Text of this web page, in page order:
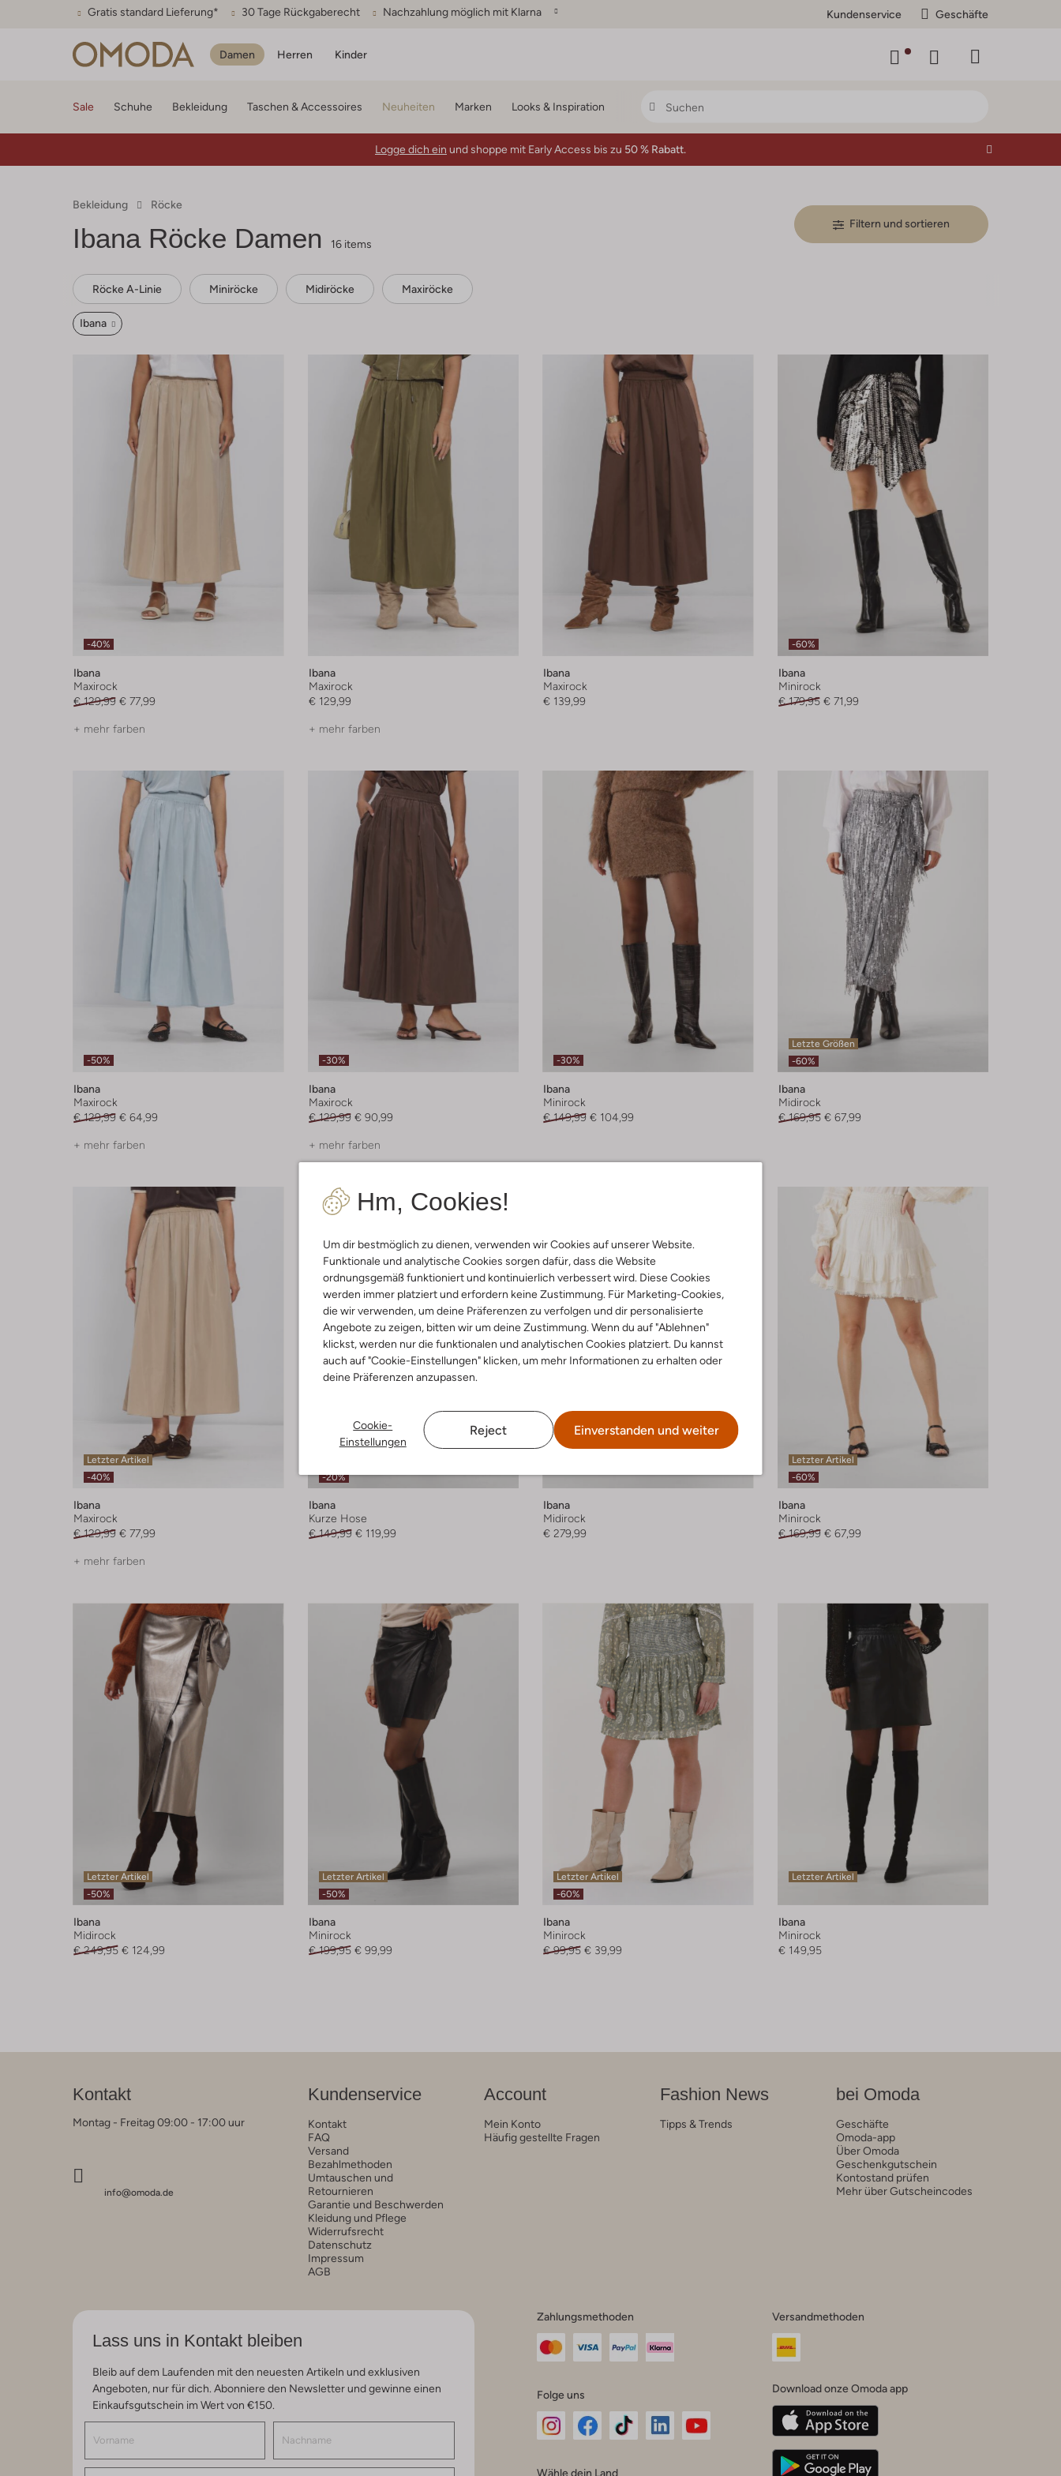
Gratis standard Lieferung* 30 Tage Rückgaberecht Nachzahlung möglich mit Klarna Kundenservice Geschäfte
Damen Herren Kinder
Hm, Cookies!
Um dir bestmöglich zu dienen, verwenden wir Cookies auf unserer Website.
Funktionale und analytische Cookies sorgen dafür, dass die Website
ordnungsgemäß funktioniert und kontinuierlich verbessert wird. Diese Cookies
werden immer platziert und erfordern keine Zustimmung. Für Marketing-Cookies,
die wir verwenden, um deine Präferenzen zu verfolgen und dir personalisierte
Angebote zu zeigen, bitten wir um deine Zustimmung. Wenn du auf "Ablehnen"
klickst, werden nur die funktionalen und analytischen Cookies platziert. Du kannst
auch auf "Cookie-Einstellungen" klicken, um mehr Informationen zu erhalten oder
deine Präferenzen anzupassen.
Cookie-
Einstellungen
Reject Einverstanden und weiter
Sale Schuhe Bekleidung Taschen & Accessoires Neuheiten Marken Looks & Inspiration
Logge dich ein und shoppe mit Early Access bis zu 50 % Rabatt.
Bekleidung Röcke
IbanaRöcke Damen 16 items
Filtern und sortieren
Röcke A-Linie Miniröcke Midiröcke Maxiröcke
Ibana
-40%
Ibana
Maxirock
€ 129,99 € 77,99
+ mehr farben
Ibana
Maxirock
€ 129,99
+ mehr farben
Ibana
Maxirock
€ 139,99
-60%
Ibana
Minirock
€ 179,95 € 71,99
-50%
Ibana
Maxirock
€ 129,99 € 64,99
+ mehr farben
-30%
Ibana
Maxirock
€ 129,99 € 90,99
+ mehr farben
-30%
Ibana
Minirock
€ 149,99 € 104,99
Letzte Größen
-60%
Ibana
Midirock
€ 169,95 € 67,99
Letzter Artikel
-40%
Ibana
Maxirock
€ 129,99 € 77,99
+ mehr farben
-20%
Ibana
Kurze Hose
€ 149,99 € 119,99
Ibana
Midirock
€ 279,99
Letzter Artikel
-60%
Ibana
Minirock
€ 169,99 € 67,99
Letzter Artikel
-50%
Ibana
Midirock
€ 249,95 € 124,99
Letzter Artikel
-50%
Ibana
Minirock
€ 199,95 € 99,99
Letzter Artikel
-60%
Ibana
Minirock
€ 99,95 € 39,99
Letzter Artikel
Ibana
Minirock
€ 149,95
Kontakt
Montag - Freitag 09:00 - 17:00 uur
info@omoda.de
Kundenservice
Kontakt
FAQ
Versand
Bezahlmethoden
Umtauschen und
Retournieren
Garantie und Beschwerden
Kleidung und Pflege
Widerrufsrecht
Datenschutz
Impressum
AGB
Account
Mein Konto
Häufig gestellte Fragen
Fashion News
Tipps & Trends
bei Omoda
Geschäfte
Omoda-app
Über Omoda
Geschenkgutschein
Kontostand prüfen
Mehr über Gutscheincodes
Lass uns in Kontakt bleiben
Bleib auf dem Laufenden mit den neuesten Artikeln und exklusiven
Angeboten, nur für dich. Abonniere den Newsletter und gewinne einen
Einkaufsgutschein im Wert von €150.
Zahlungsmethoden
Folge uns
Wähle dein Land
Versandmethoden
Download onze Omoda app